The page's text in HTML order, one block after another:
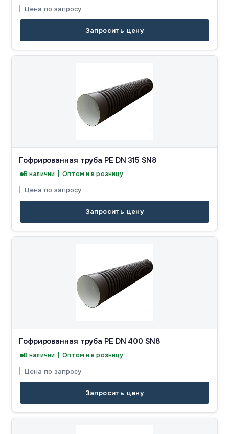
Цена по запросу
Запросить цену
Гофрированная труба PE DN 315 SN8
В наличии | Оптом и в розницу
Цена по запросу
Запросить цену
Гофрированная труба PE DN 400 SN8
В наличии | Оптом и в розницу
Цена по запросу
Запросить цену